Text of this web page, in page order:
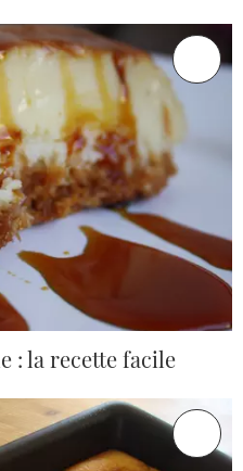
: la recette facile